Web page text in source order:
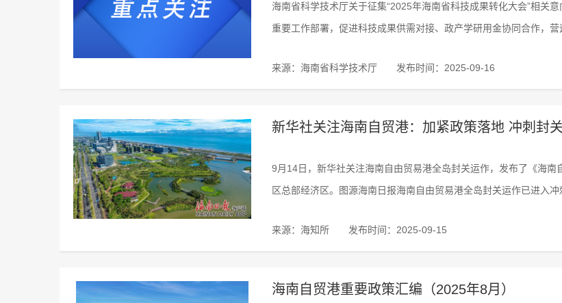
海南省科学技术厅关于征集“2025年海南省科技成果转化大会”相关
重要工作部署，促进科技成果供需对接、政产学研用金协同合作，
来源：海南省科学技术厅 发布时间：2025-09-16
新华社关注海南自贸港：加紧政策落地 冲刺封
9月14日，新华社关注海南自由贸易港全岛封关运作，发布了《海
区总部经济区。图源海南日报海南自由贸易港全岛封关运作已进入
来源：海知所 发布时间：2025-09-15
海南自贸港重要政策汇编（2025年8月）